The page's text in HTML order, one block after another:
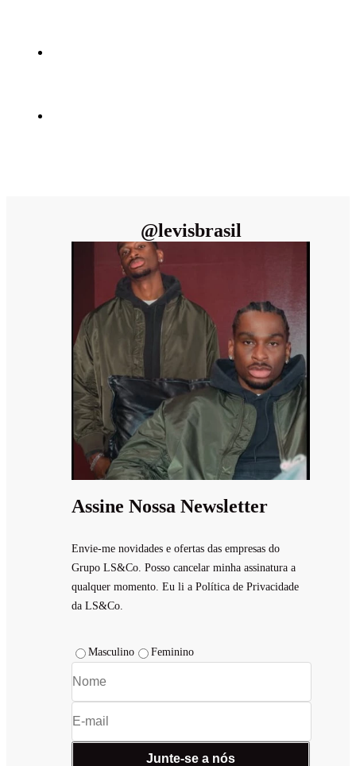
@levisbrasil
Assine Nossa Newsletter
Envie-me novidades e ofertas das empresas do
Grupo LS&Co. Posso cancelar minha assinatura a
qualquer momento. Eu li a Política de Privacidade
da LS&Co.
Masculino Feminino
Junte-se a nós